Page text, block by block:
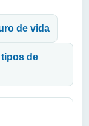
de vida
de